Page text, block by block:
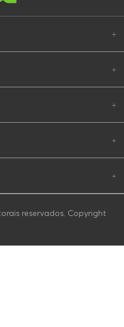
+
+
+
+
+
reservados. Copyright